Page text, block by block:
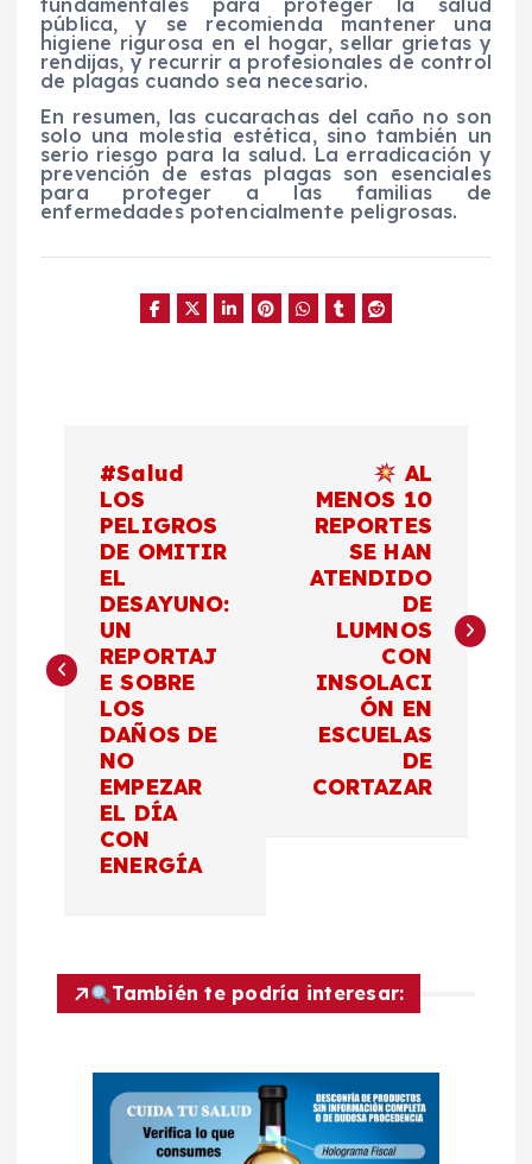
fundamentales para proteger la salud
pública, y se recomienda mantener una
higiene rigurosa en el hogar, sellar grietas y
rendijas, y recurrir a profesionales de control
de plagas cuando sea necesario.
En resumen, las cucarachas del caño no son
solo una molestia estética, sino también un
serio riesgo para la salud. La erradicación y
prevención de estas plagas son esenciales
para proteger a las familias de
enfermedades potencialmente peligrosas.
g
n
#Salud
LOS
PELIGROS
DE OMITIR
EL
DESAYUNO:
UN
REPORTAJ
E SOBRE
LOS
DAÑOS DE
NO
EMPEZAR
EL DÍA
CON
ENERGÍA
AL
MENOS 10
REPORTES
SE HAN
ATENDIDO
DE
LUMNOS
CON
INSOLACI
ÓN EN
ESCUELAS
DE
CORTAZAR
También te podría interesar: